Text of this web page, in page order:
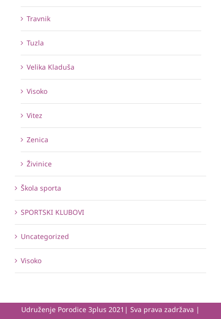
Travnik
Tuzla
Velika Kladuša
Visoko
Vitez
Zenica
Živinice
Škola sporta
SPORTSKI KLUBOVI
Uncategorized
Visoko
Udruženje Porodice 3plus 2021| Sva prava zadržava |